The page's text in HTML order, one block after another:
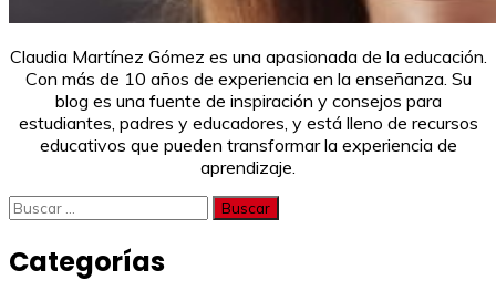
Claudia Martínez Gómez es una apasionada de la educación.
Con más de 10 años de experiencia en la enseñanza. Su
blog es una fuente de inspiración y consejos para
estudiantes, padres y educadores, y está lleno de recursos
educativos que pueden transformar la experiencia de
aprendizaje.
Buscar:
Categorías